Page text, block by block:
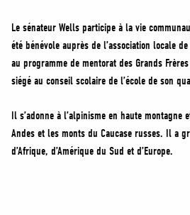
Le sénateur Wells participe à la vie
été bénévole auprès de l’association locale
au programme de mentorat des Grands
siégé au conseil scolaire de l’école de son
Il s’adonne à l’alpinisme en haute montagne
Andes et les monts du Caucase russes. Il a
d’Afrique, d’Amérique du Sud et d’Europe.